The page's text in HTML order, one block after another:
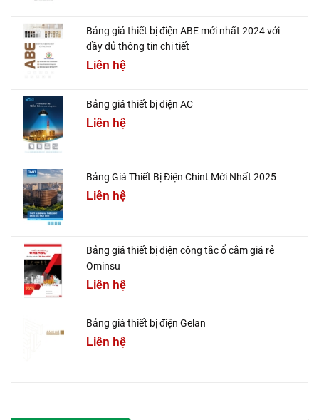
Bảng giá thiết bị điện ABE mới nhất 2024 với
đầy đủ thông tin chi tiết
Liên hệ
Bảng giá thiết bị điện AC
Liên hệ
Bảng Giá Thiết Bị Điện Chint Mới Nhất 2025
Liên hệ
Bảng giá thiết bị điện công tắc ổ cắm giá rẻ
Ominsu
Liên hệ
Bảng giá thiết bị điện Gelan
Liên hệ